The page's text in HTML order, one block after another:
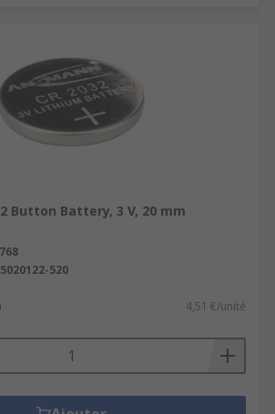
Button Battery, 3 V, 20 mm
5020122-520
4,51 €/unité